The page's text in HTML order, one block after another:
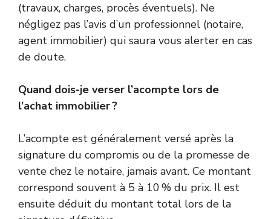
(travaux, charges, procès éventuels). Ne
négligez pas l’avis d’un professionnel (notaire,
agent immobilier) qui saura vous alerter en cas
de doute.
Quand dois-je verser l’acompte lors de
l’achat immobilier ?
L’acompte est généralement versé après la
signature du compromis ou de la promesse de
vente chez le notaire, jamais avant. Ce montant
correspond souvent à 5 à 10 % du prix. Il est
ensuite déduit du montant total lors de la